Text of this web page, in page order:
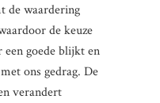
de waardering
de keuze
een goede blijkt en
ons gedrag. De
verandert